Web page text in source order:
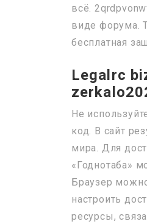
всё.
виде форума.
бесплатная
Legalrc
Не
код. В сайт
мира. Для
«Годнотаба»
Браузер
настроить
ресурсы,